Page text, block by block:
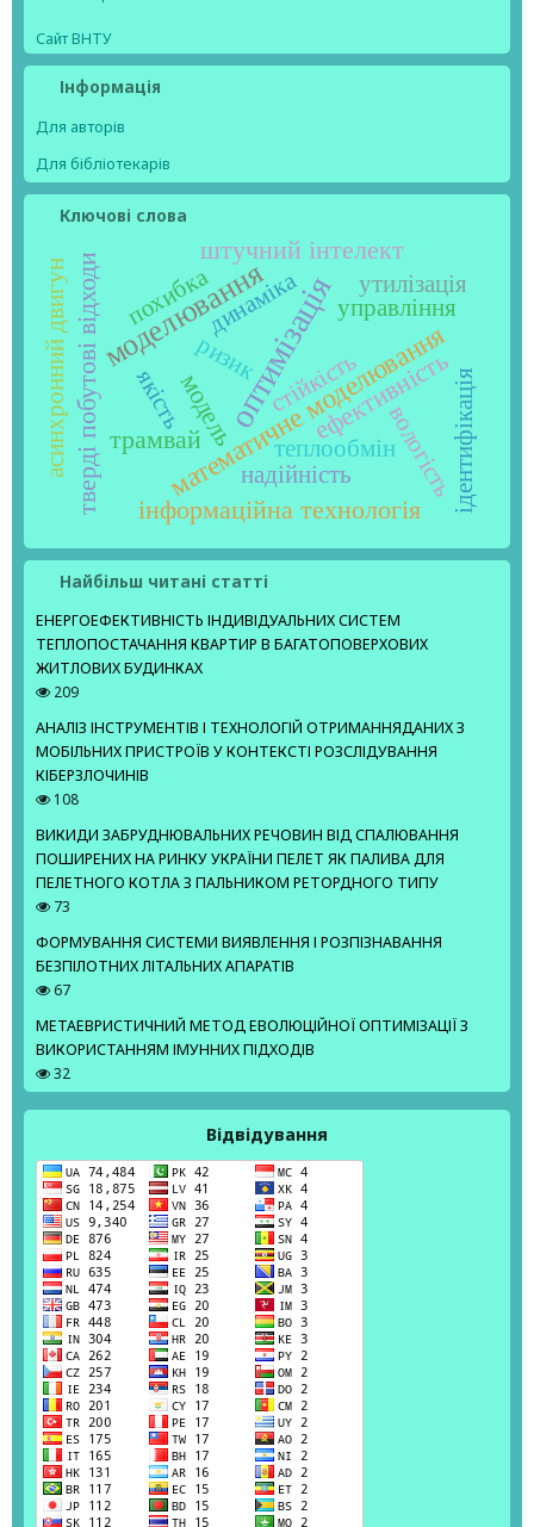
Сайт ВНТУ
Інформація
Для авторів
Для бібліотекарів
Ключові слова
оптимізація
моделювання
математичне моделювання
інформаційна технологія
ефективність
модель
тверді побутові відходи
штучний інтелект
трамвай вологість
ризик
управління
теплообмін
стійкість
асинхронний двигун якість ідентифікація
динаміка
надійність
похибка утилізація
Найбільш читані статті
ЕНЕРГОЕФЕКТИВНІСТЬ ІНДИВІДУАЛЬНИХ СИСТЕМ
ТЕПЛОПОСТАЧАННЯ КВАРТИР В БАГАТОПОВЕРХОВИХ
ЖИТЛОВИХ БУДИНКАХ
209
АНАЛІЗ ІНСТРУМЕНТІВ І ТЕХНОЛОГІЙ ОТРИМАННЯДАНИХ З
МОБІЛЬНИХ ПРИСТРОЇВ У КОНТЕКСТІ РОЗСЛІДУВАННЯ
КІБЕРЗЛОЧИНІВ
108
ВИКИДИ ЗАБРУДНЮВАЛЬНИХ РЕЧОВИН ВІД СПАЛЮВАННЯ
ПОШИРЕНИХ НА РИНКУ УКРАЇНИ ПЕЛЕТ ЯК ПАЛИВА ДЛЯ
ПЕЛЕТНОГО КОТЛА З ПАЛЬНИКОМ РЕТОРДНОГО ТИПУ
73
ФОРМУВАННЯ СИСТЕМИ ВИЯВЛЕННЯ І РОЗПІЗНАВАННЯ
БЕЗПІЛОТНИХ ЛІТАЛЬНИХ АПАРАТІВ
67
МЕТАЕВРИСТИЧНИЙ МЕТОД ЕВОЛЮЦІЙНОЇ ОПТИМІЗАЦІЇ З
ВИКОРИСТАННЯМ ІМУННИХ ПІДХОДІВ
32
Відвідування